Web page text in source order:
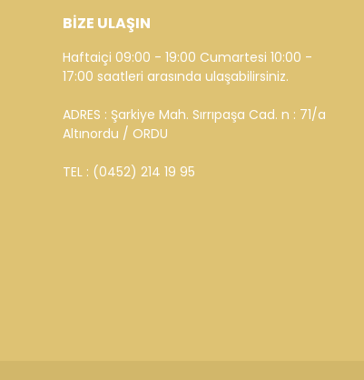
BİZE ULAŞIN
Haftaiçi 09:00 - 19:00 Cumartesi 10:00 -
17:00 saatleri arasında ulaşabilirsiniz.
ADRES : Şarkiye Mah. Sırrıpaşa Cad. n : 71/a
Altınordu / ORDU
TEL : (0452) 214 19 95